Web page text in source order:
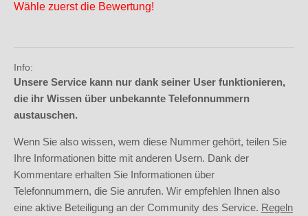
Wähle zuerst die Bewertung!
Info:
Unsere Service kann nur dank seiner User funktionieren,
die ihr Wissen über unbekannte Telefonnummern
austauschen.
Wenn Sie also wissen, wem diese Nummer gehört, teilen Sie
Ihre Informationen bitte mit anderen Usern. Dank der
Kommentare erhalten Sie Informationen über
Telefonnummern, die Sie anrufen. Wir empfehlen Ihnen also
eine aktive Beteiligung an der Community des Service. Regeln